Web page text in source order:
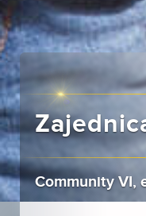
Community VI,